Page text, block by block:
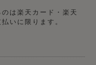
は楽天カード・楽天
いに限ります。